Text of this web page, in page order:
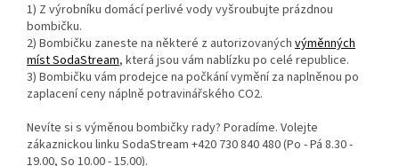
1) Z výrobníku domácí perlivé vody vyšroubujte prázdnou
bombičku.
2) Bombičku zaneste na některé z autorizovaných výměnných
míst SodaStream, která jsou vám nablízku po celé republice.
3) Bombičku vám prodejce na počkání vymění za naplněnou po
zaplacení ceny náplně potravinářského CO2.
Nevíte si s výměnou bombičky rady? Poradíme. Volejte
zákaznickou linku SodaStream +420 730 840 480 (Po - Pá 8.30 -
19.00, So 10.00 - 15.00).